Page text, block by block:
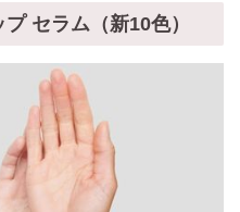
セラム（新10色）